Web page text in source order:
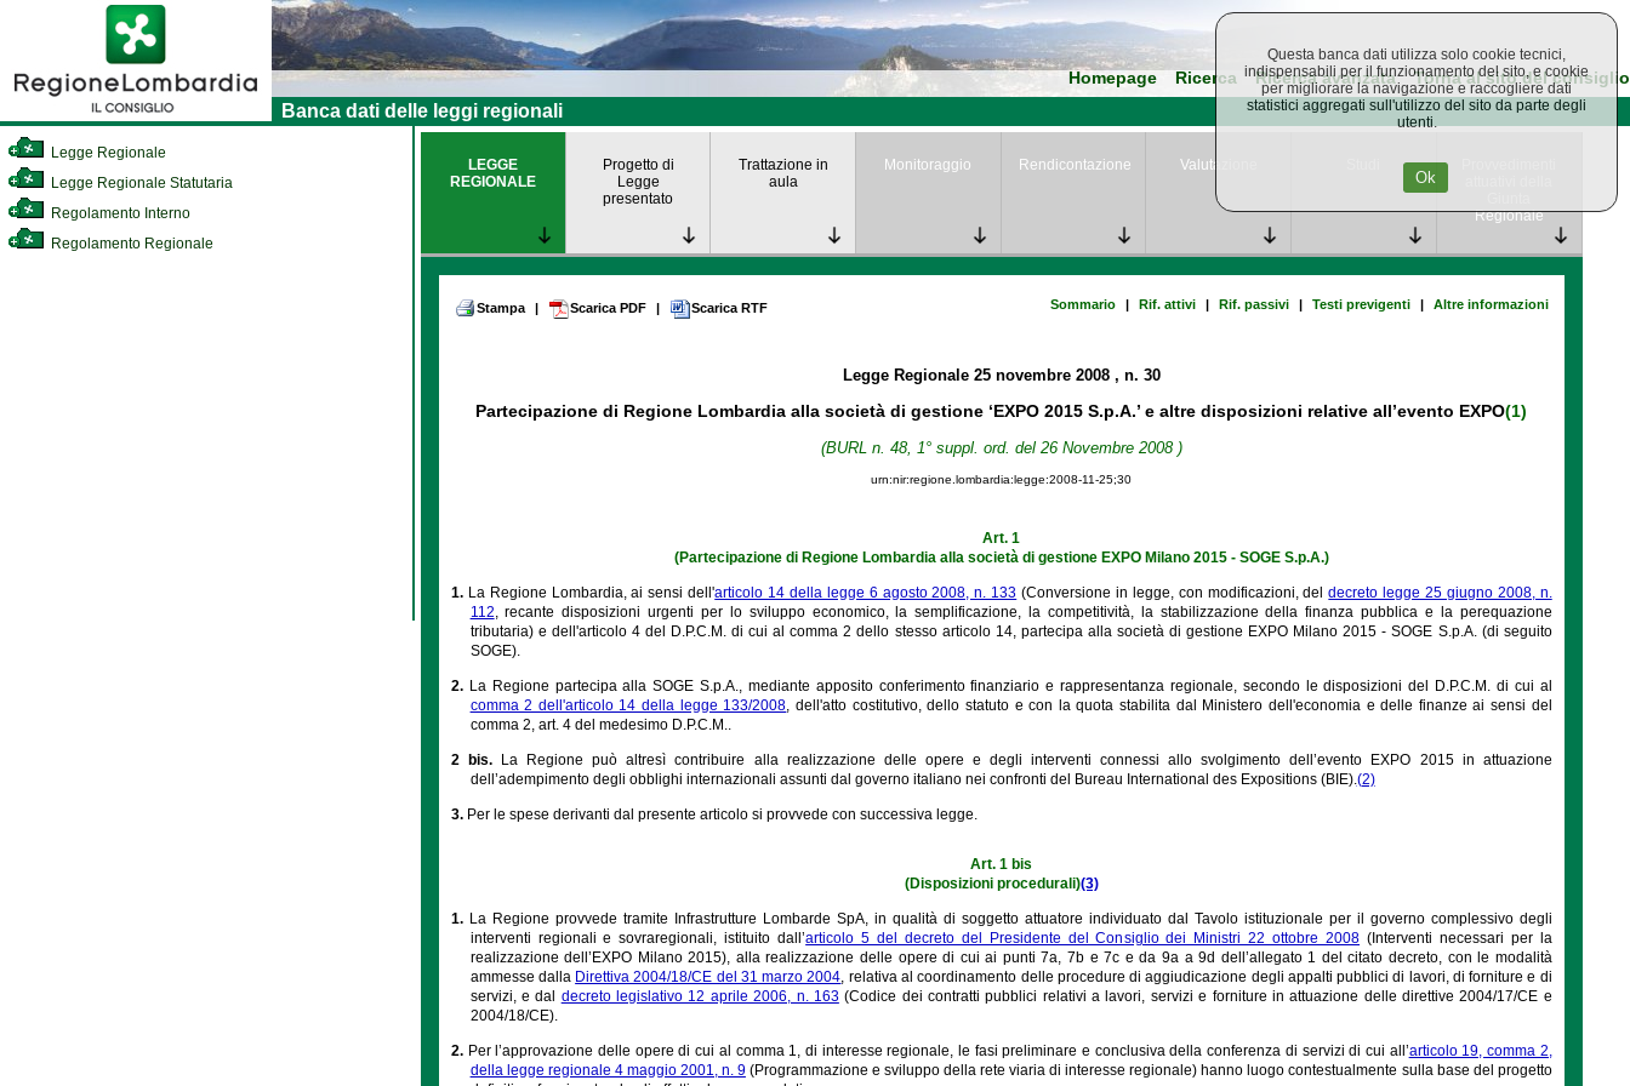
Homepage Ricerca Ricerca avanzata Torna al sito del consiglio
Banca dati delle leggi regionali
Legge Regionale
Legge Regionale Statutaria
Regolamento Interno
Regolamento Regionale
LEGGE
REGIONALE
Progetto di
Legge
presentato
Trattazione in
aula
Monitoraggio Rendicontazione Valutazione
Regionale
Stampa | Scarica PDF | Scarica RTF Sommario | Rif. attivi | Rif. passivi | Testi previgenti | Altre informazioni
Legge Regionale 25 novembre 2008 , n. 30
Partecipazione di Regione Lombardia alla società di gestione ‘EXPO 2015 S.p.A.’ e altre disposizioni relative all’evento EXPO(1)
(BURL n. 48, 1° suppl. ord. del 26 Novembre 2008 )
urn:nir:regione.lombardia:legge:2008-11-25;30
Art. 1
(Partecipazione di Regione Lombardia alla società di gestione EXPO Milano 2015 - SOGE S.p.A.)
1. La Regione Lombardia, ai sensi dell'articolo 14 della legge 6 agosto 2008, n. 133 (Conversione in legge, con modificazioni, deldecreto legge 25 giugno 2008, n.
112, recante disposizioni urgenti per lo sviluppo economico, la semplificazione, la competitività, la stabilizzazione della finanza pubblica e la perequazione
tributaria) e dell'articolo 4 del D.P.C.M. di cui al comma 2 dello stesso articolo 14, partecipa alla società di gestione EXPO Milano 2015 - SOGE S.p.A. (di seguito
SOGE).
2. La Regione partecipa alla SOGE S.p.A., mediante apposito conferimento finanziario e rappresentanza regionale, secondo le disposizioni del D.P.C.M. di cui al
comma 2 dell'articolo 14 della legge 133/2008, dell'atto costitutivo, dello statuto e con la quota stabilita dal Ministero dell'economia e delle finanze ai sensi del
comma 2, art. 4 del medesimo D.P.C.M..
2 bis.
La Regione può altresì contribuire alla realizzazione delle opere e degli interventi connessi allo svolgimento dell’evento EXPO 2015 in attuazione
dell’adempimento degli obblighi internazionali assunti dal governo italiano nei confronti del Bureau International des Expositions (BIE).(2)
3. Per le spese derivanti dal presente articolo si provvede con successiva legge.
Art. 1 bis
(Disposizioni procedurali)(3)
1. La Regione provvede tramite Infrastrutture Lombarde SpA, in qualità di soggetto attuatore individuato dal Tavolo istituzionale per il governo complessivo degli
interventi regionali e sovraregionali, istituito dall’articolo 5 del decreto del Presidente del Consiglio dei Ministri 22 ottobre 2008 (Interventi necessari per la
realizzazione dell’EXPO Milano 2015), alla realizzazione delle opere di cui ai punti 7a, 7b e 7c e da 9a a 9d dell’allegato 1 del citato decreto, con le modalità
ammesse dalla Direttiva 2004/18/CE del 31 marzo 2004, relativa al coordinamento delle procedure di aggiudicazione degli appalti pubblici di lavori, di forniture e di
servizi, e dal decreto legislativo 12 aprile 2006, n. 163(Codice dei contratti pubblici relativi a lavori, servizi e forniture in attuazione delle direttive 2004/17/CE e
2004/18/CE).
2. Per l’approvazione delle opere di cui al comma 1, di interesse regionale, le fasi preliminare e conclusiva della conferenza di servizi di cui all’articolo 19, comma 2,
della legge regionale 4 maggio 2001, n. 9(Programmazione e sviluppo della rete viaria di interesse regionale) hanno luogo contestualmente sulla base del progetto
Questa banca dati utilizza solo cookie tecnici,
indispensabili per il funzionamento del sito, e cookie
per migliorare la navigazione e raccogliere dati
statistici aggregati sull'utilizzo del sito da parte degli
utenti.
Ok